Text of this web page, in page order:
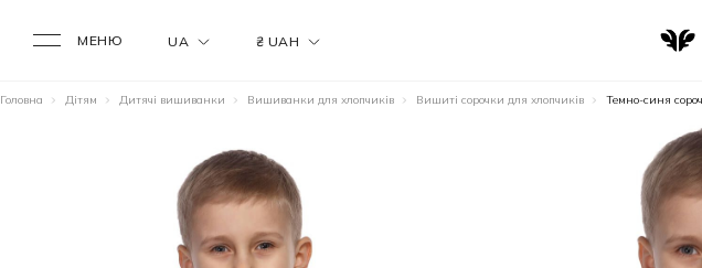
МЕНЮ UA ₴ UAH
Головна Дітям Дитячі вишиванки Вишиванки для хлопчиків Вишиті сорочки для хлопчиків Темно-синя